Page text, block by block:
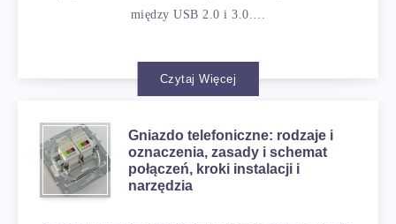
między USB 2.0 i 3.0.…
Czytaj Więcej
Gniazdo telefoniczne: rodzaje i
oznaczenia, zasady i schemat
połączeń, kroki instalacji i
narzędzia